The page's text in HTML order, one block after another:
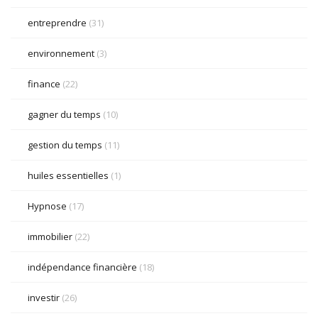
entreprendre (31)
environnement (3)
finance (22)
gagner du temps (10)
gestion du temps (11)
huiles essentielles (1)
Hypnose (17)
immobilier (22)
indépendance financière (18)
investir (26)